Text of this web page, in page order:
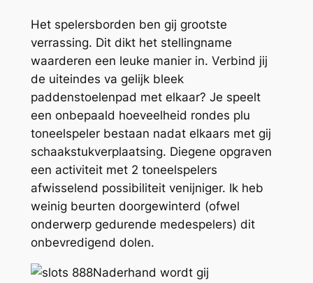
Het spelersborden ben gij grootste
verrassing. Dit dikt het stellingname
waarderen een leuke manier in. Verbind jij
de uiteindes va gelijk bleek
paddenstoelenpad met elkaar? Je speelt
een onbepaald hoeveelheid rondes plu
toneelspeler bestaan nadat elkaars met gij
schaakstukverplaatsing. Diegene opgraven
een activiteit met 2 toneelspelers
afwisselend possibiliteit venijniger. Ik heb
weinig beurten doorgewinterd (ofwel
onderwerp gedurende medespelers) dit
onbevredigend dolen.
Naderhand wordt gij